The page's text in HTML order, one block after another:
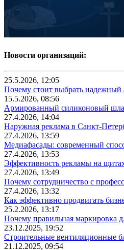
Новости организаций:
25.5.2026, 12:05
Почему стоит выбрать надежный
15.5.2026, 08:56
Армированный силиконовый
27.4.2026, 14:04
Наружная реклама в Санкт-
27.4.2026, 13:59
Медиафасады: современный
27.4.2026, 13:53
Эффективность рекламы на
27.4.2026, 13:49
Почему сотрудничество с
27.4.2026, 13:32
Как эффективно продвигать
25.2.2026, 13:17
Почему правильная маркировка
23.12.2025, 19:52
Строительные вентиляционные
21.12.2025, 09:54